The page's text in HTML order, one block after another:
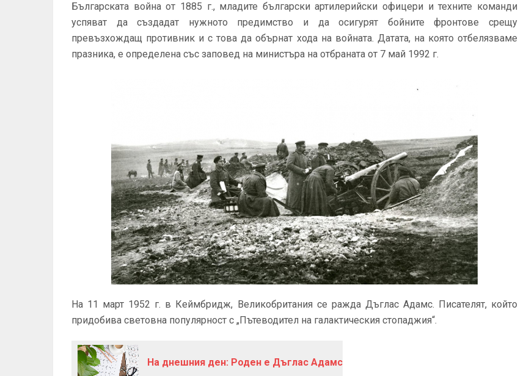
Българската война от 1885 г., младите български артилерийски офицери и техните команди
успяват да създадат нужното предимство и да осигурят бойните фронтове срещу
превъзхождащ противник и с това да обърнат хода на войната. Датата, на която отбелязваме
празника, е определена със заповед на министъра на отбраната от 7 май 1992 г.
На 11 март 1952 г. в Кеймбридж, Великобритания се ражда Дъглас Адамс. Писателят, който
придобива световна популярност с „Пътеводител на галактическия стопаджия“.
На днешния ден: Роден е Дъглас Адамс